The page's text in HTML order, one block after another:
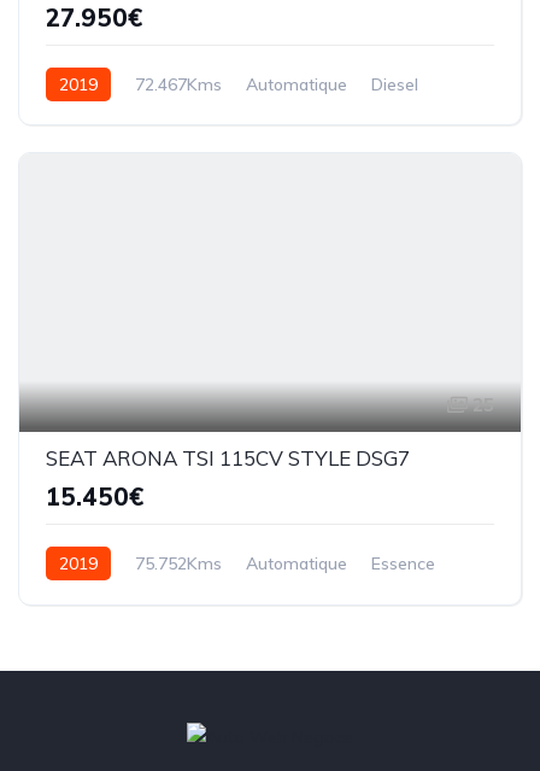
27.950€
2019 72.467Kms Automatique Diesel
25
SEAT ARONA TSI 115CV STYLE DSG7
15.450€
2019 75.752Kms Automatique
Essence